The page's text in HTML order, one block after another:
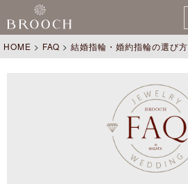
HOME > FAQ >結婚指輪・婚約指輪の選び方